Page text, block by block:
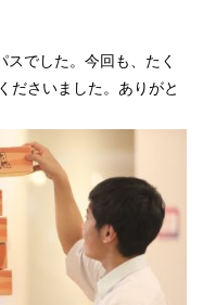
でした。今回も、たく
ださいました。ありがと